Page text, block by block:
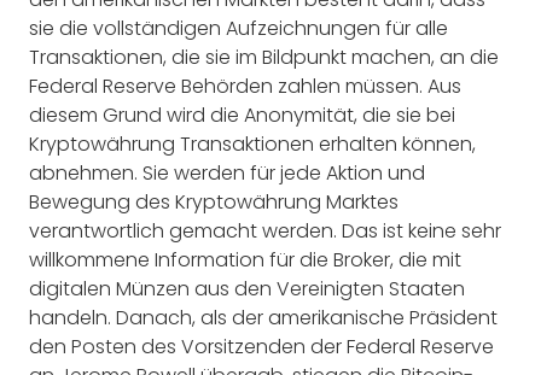
sie die vollständigen Aufzeichnungen für alle
Transaktionen, die sie im Bildpunkt machen, an die
Federal Reserve Behörden zahlen müssen. Aus
diesem Grund wird die Anonymität, die sie bei
Kryptowährung Transaktionen erhalten können,
abnehmen. Sie werden für jede Aktion und
Bewegung des Kryptowährung Marktes
verantwortlich gemacht werden. Das ist keine sehr
willkommene Information für die Broker, die mit
digitalen Münzen aus den Vereinigten Staaten
handeln. Danach, als der amerikanische Präsident
den Posten des Vorsitzenden der Federal Reserve